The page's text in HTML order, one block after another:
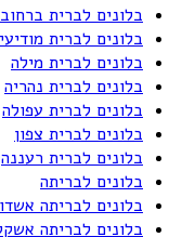
בלונים לברית
בלונים לברית
בלונים לברית מילה
בלונים לברית נהריה
בלונים לברית עפולה
בלונים לברית צפון
בלונים לברית רעננה
בלונים לבריתה
בלונים לבריתה
בלונים לבריתה